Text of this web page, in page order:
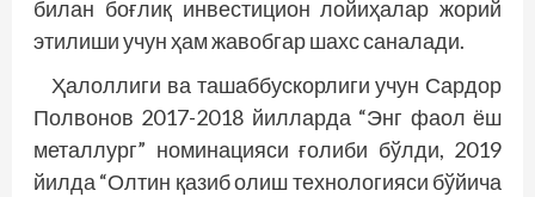
билан боғлиқ инвестицион лойиҳалар жорий
этилиши учун ҳам жавобгар шахс саналади.
Ҳалоллиги ва ташаббускорлиги учун Сардор
Полвонов 2017-2018 йилларда “Энг фаол ёш
металлург” номинацияси ғолиби бўлди, 2019
йилда “Олтин қазиб олиш технологияси бўйича